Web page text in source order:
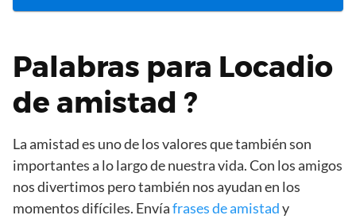
Palabras para Locadio
de amistad ?
La amistad es uno de los valores que también son
importantes a lo largo de nuestra vida. Con los amigos
nos divertimos pero también nos ayudan en los
momentos difíciles. Envíafrases de amistady